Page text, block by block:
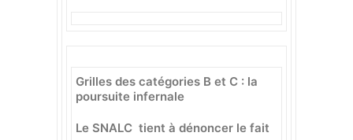
Grilles des catégories B et C : la
poursuite infernale
Le SNALC tient à dénoncer le fait